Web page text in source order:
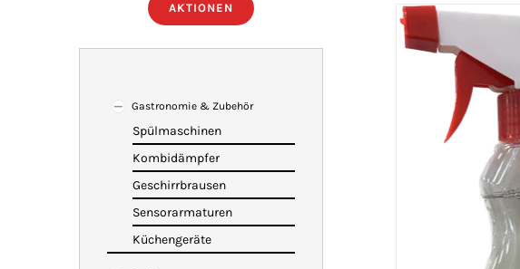
AKTIONEN
Gastronomie & Zubehör
Spülmaschinen
Kombidämpfer
Geschirrbrausen
Sensorarmaturen
Küchengeräte